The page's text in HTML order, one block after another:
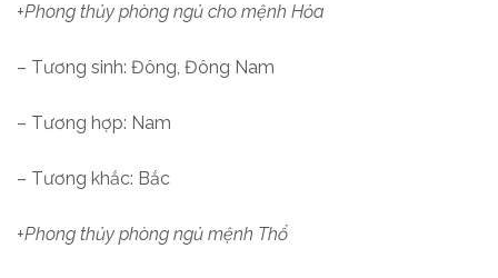
+Phong thủy phòng ngủ cho mệnh Hỏa
– Tương sinh: Đông, Đông Nam
– Tương hợp: Nam
– Tương khắc: Bắc
+Phong thủy phòng ngủ mệnh Thổ